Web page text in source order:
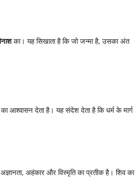
का। यह सिखाता है कि जो जन्मा है, उसका अंत
आश्वासन देता है। यह संदेश देता है कि धर्म के मार्ग
अहंकार और विस्मृति का प्रतीक है। शिव का